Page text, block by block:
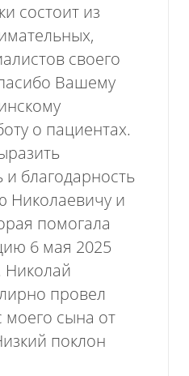
состоит из
своего
Вашему
о пациентах.
и благодарность
Николаевичу и
помогала
6 мая 2025
Николай
провел
сына от
поклон